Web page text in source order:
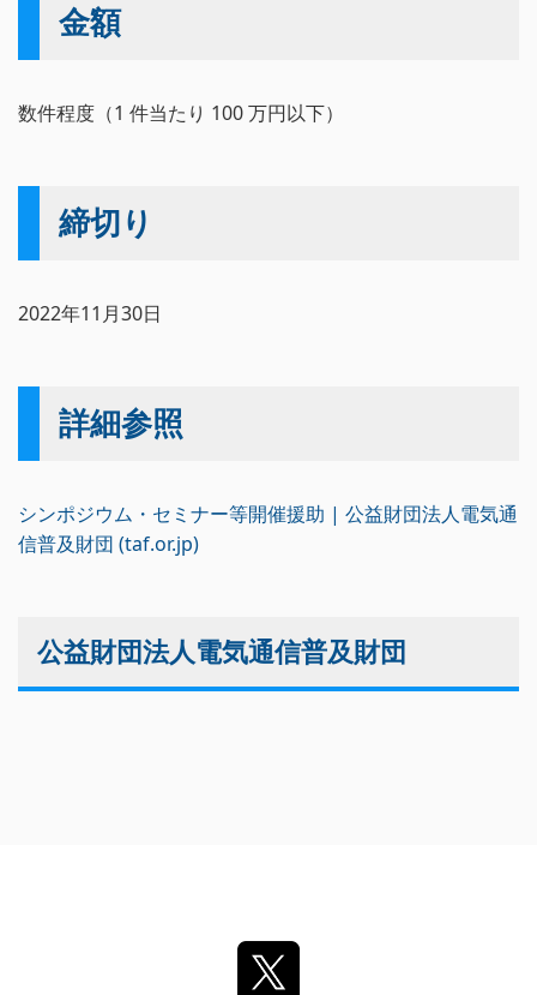
金額
数件程度（1 件当たり 100 万円以下）
締切り
2022年11月30日
詳細参照
シンポジウム・セミナー等開催援助 | 公益財団法人電気通
信普及財団 (taf.or.jp)
公益財団法⼈電気通信普及財団